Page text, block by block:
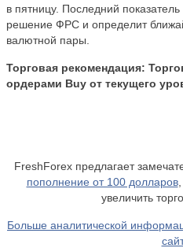
в пятницу. Последний
решение ФРС и определит
валютной пары.
Торговая рекомендация:
ордерами Buy от текущего
FreshForex предлагает
пополнение от 100 долларов,
увеличить
Больше аналитической